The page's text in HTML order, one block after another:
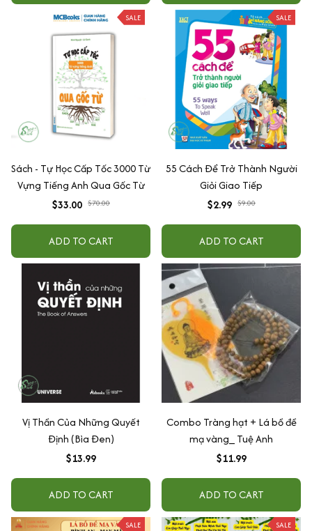
SALE
Sách - Tự Học Cấp Tốc 3000 Từ
Vựng Tiếng Anh Qua Gốc Từ
$33.00 $70.00
ADD TO CART
SALE
55 Cách Để Trở Thành Người
Giỏi Giao Tiếp
$2.99 $9.00
ADD TO CART
Vị Thần Của Những Quyết
Định (Bìa Đen)
$13.99
ADD TO CART
Combo Tràng hạt + Lá bồ đề
mạ vàng_ Tuệ Anh
$11.99
ADD TO CART
SALE SALE